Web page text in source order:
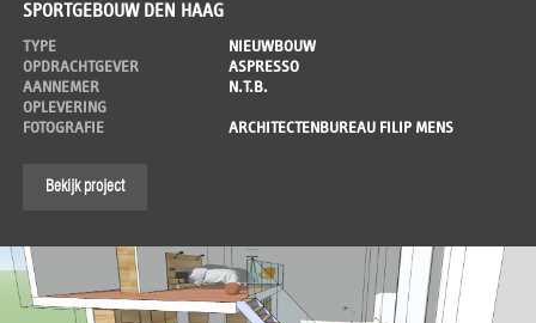
SPORTGEBOUW DEN HAAG
TYPE
NIEUWBOUW
OPDRACHTGEVER
ASPRESSO
AANNEMER
N.T.B.
OPLEVERING
FOTOGRAFIE
ARCHITECTENBUREAU FILIP MENS
Bekijk project